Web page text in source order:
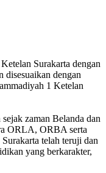
Surakarta dengan
disesuaikan dengan
1 Ketelan
zaman Belanda dan
ORLA, ORBA serta
telah teruji dan
yang berkarakter,